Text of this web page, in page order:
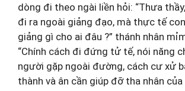
dòng đi theo ngài liền hỏi: “Thưa
đi ra ngoài giảng đạo, mà thực tế
giảng gì cho ai đâu ?” thánh nhân
“Chính cách đi đứng tử tế, nói năng
người gặp ngoài đường, cách cư xử
thành và ân cần giúp đỡ tha nhân